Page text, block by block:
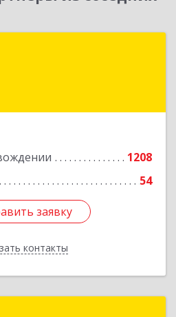
1208
54
заявку
контакты
край, Ставрополь г, 1
заявку
Назад